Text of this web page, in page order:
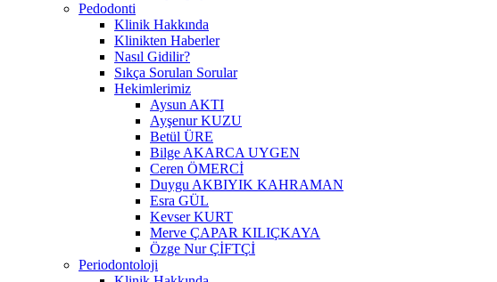
Pedodonti
Klinik Hakkında
Klinikten Haberler
Nasıl Gidilir?
Sıkça Sorulan Sorular
Hekimlerimiz
Aysun AKTI
Ayşenur KUZU
Betül ÜRE
Bilge AKARCA UYGEN
Ceren ÖMERCİ
Duygu AKBIYIK KAHRAMAN
Esra GÜL
Kevser KURT
Merve ÇAPAR KILIÇKAYA
Özge Nur ÇİFTÇİ
Periodontoloji